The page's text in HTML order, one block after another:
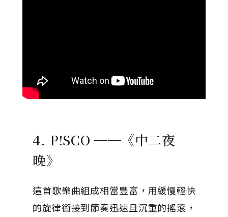
4. P!SCO ──《中二夜
晚》
這首歌樂曲組成相當豐富，用緩慢輕快
的旋律銜接到節奏迅速且沉重的搖滾，